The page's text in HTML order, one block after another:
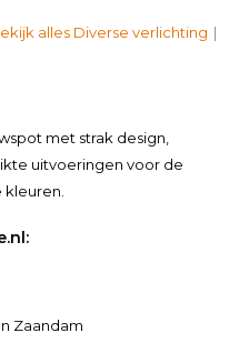
alles Diverse verlichting
met strak design,
uitvoeringen voor de
Zaandam